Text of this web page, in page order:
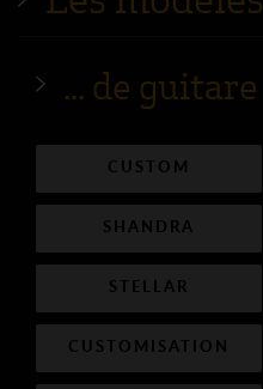
... de guitare
CUSTOM
SHANDRA
STELLAR
CUSTOMISATION